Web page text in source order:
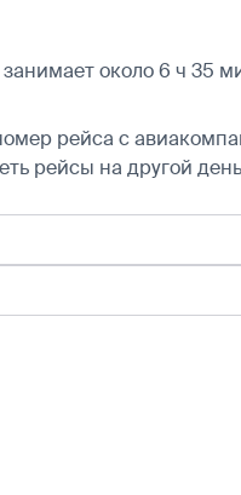
около 6 ч 35
рейса с
рейсы на другой